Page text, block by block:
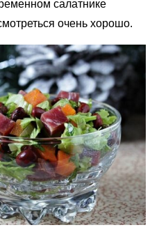
салатнике
очень хорошо.